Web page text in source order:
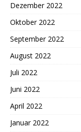
Dezember 2022
Oktober 2022
September 2022
August 2022
Juli 2022
Juni 2022
April 2022
Januar 2022